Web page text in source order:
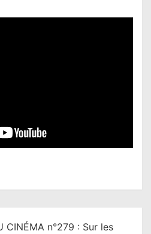
CINÉMA n°279 : Sur les